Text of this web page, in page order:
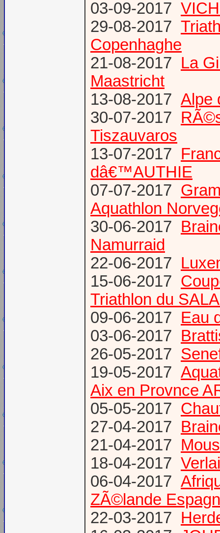
03-09-2017
29-08-2017
Copenhaghe
21-08-2017 La
Maastricht
13-08-2017 Alpe
30-07-2017
Tiszauvaros
13-07-2017
dâ€™AUTHIE
07-07-2017
Aquathlon
30-06-2017
Namurraid
22-06-2017
15-06-2017
Triathlon du
09-06-2017 Eau
03-06-2017
26-05-2017
19-05-2017
Aix en Provnce
05-05-2017
27-04-2017
21-04-2017
18-04-2017
06-04-2017
ZÃ©lande
22-03-2017